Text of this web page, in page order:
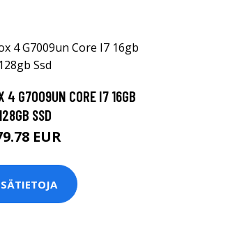
4 G7009UN CORE I7 16GB
SSD
EUR